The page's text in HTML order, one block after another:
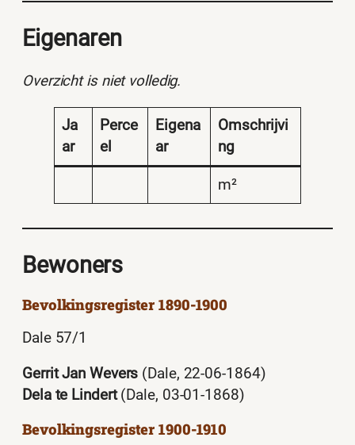
Eigenaren
Overzicht is niet volledig.
Ja
ar
Perce
el
Eigena
ar
Omschrijvi
ng
m²
Bewoners
Bevolkingsregister 1890-1900
Dale 57/1
Gerrit Jan Wevers (Dale, 22-06-1864)
Dela te Lindert(Dale, 03-01-1868)
Bevolkingsregister 1900-1910